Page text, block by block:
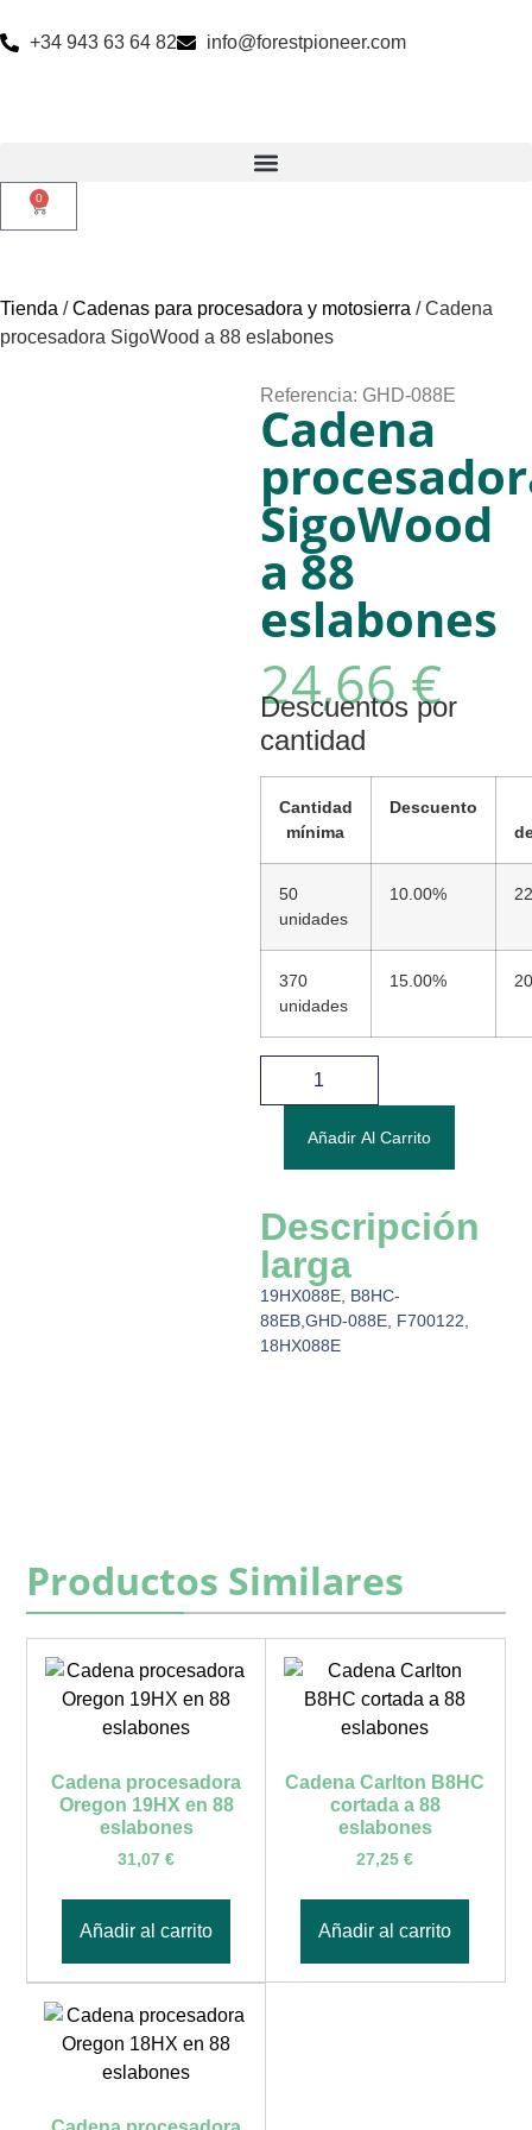
+34 943 63 64 82 info@forestpioneer.com
0
Tienda /Cadenas para procesadora y motosierra / Cadena
procesadora SigoWood a 88 eslabones
Referencia: GHD-088E
Cadena
SigoWood
a 88
eslabones
24,66€
Descuentos por
cantidad
Cantidad
mínima
Descuento
50
unidades
10.00%
370
unidades
15.00%
Añadir Al Carrito
Descripción
larga
19HX088E, B8HC-
88EB,GHD-088E, F700122,
18HX088E
Productos Similares
Cadena procesadora
Oregon 19HX en 88
eslabones
31,07€
Añadir al carrito
Cadena Carlton B8HC
cortada a 88
eslabones
27,25€
Añadir al carrito